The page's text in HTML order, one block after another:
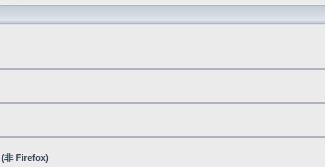
(非 Firefox)